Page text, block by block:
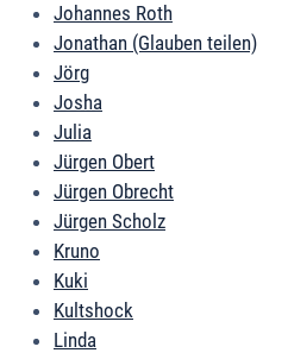
Johannes Roth
Jonathan (Glauben teilen)
Jörg
Josha
Julia
Jürgen Obert
Jürgen Obrecht
Jürgen Scholz
Kruno
Kuki
Kultshock
Linda